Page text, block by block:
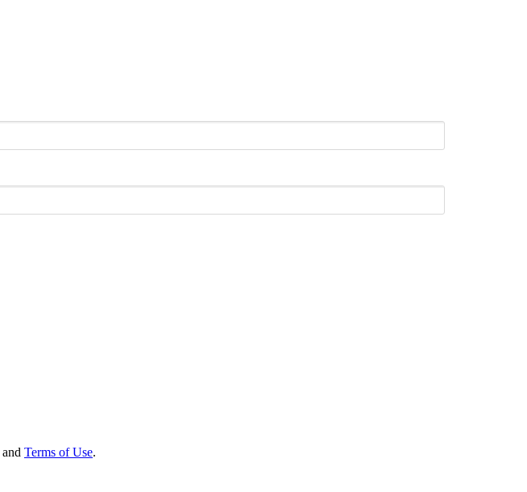
and Terms of Use.